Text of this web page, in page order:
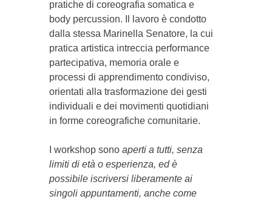
pratiche di coreografia somatica e
body percussion. Il lavoro è condotto
dalla stessa Marinella Senatore, la cui
pratica artistica intreccia performance
partecipativa, memoria orale e
processi di apprendimento condiviso,
orientati alla trasformazione dei gesti
individuali e dei movimenti quotidiani
in forme coreografiche comunitarie.
I workshop sono aperti a tutti, senza
limiti di età o esperienza, ed è
possibile iscriversi liberamente ai
singoli appuntamenti, anche come